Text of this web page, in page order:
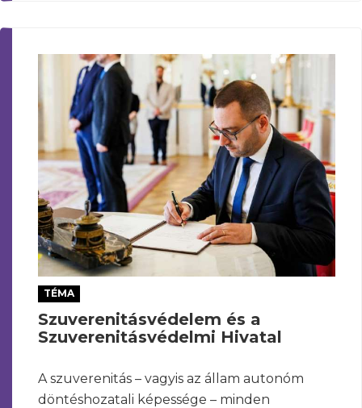
TÉMA
Szuverenitásvédelem és a
Szuverenitásvédelmi Hivatal
A szuverenitás – vagyis az állam autonóm
döntéshozatali képessége – minden